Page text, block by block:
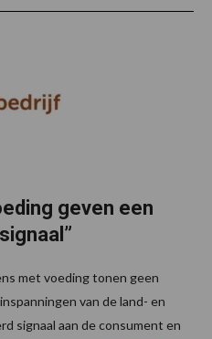
geven een
met voeding tonen geen
van de land- en
signaal aan de consument en